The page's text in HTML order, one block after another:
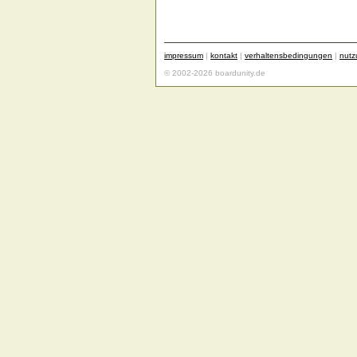
impressum | kontakt | verhaltensbedingungen |
© 2002-2026 boardunity.de